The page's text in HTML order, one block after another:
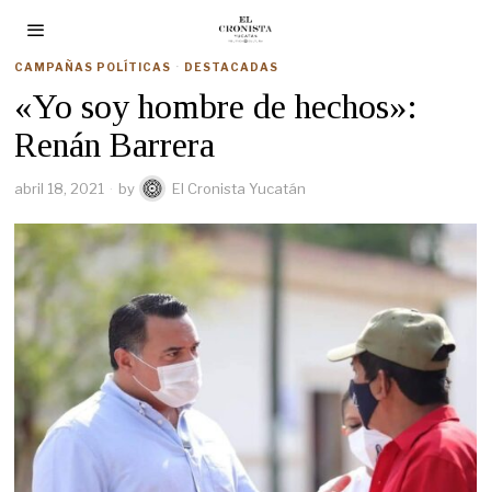
CAMPAÑAS POLÍTICAS · DESTACADAS
«Yo soy hombre de hechos»:
Renán Barrera
abril 18, 2021 by El Cronista Yucatán